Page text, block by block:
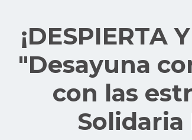
¡DESPIERTA
"Desayuna
con las